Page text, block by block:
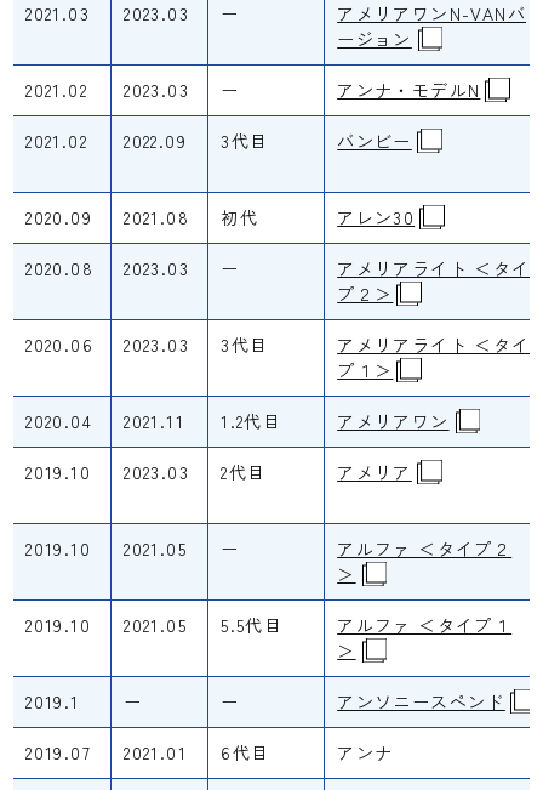
2021.03 2023.03 ー
アメリアワンN-VANバ
ージョン
2021.02 2023.03 ー アンナ・モデルN
2021.02 2022.09 3代目 バンビー
2020.09 2021.08 初代 アレン30
2020.08 2023.03 ー
アメリアライト ＜タイ
プ２＞
2020.06 2023.03 3代目
アメリアライト ＜タイ
プ１＞
2020.04 2021.11 1.2代目 アメリアワン
2019.10 2023.03 2代目 アメリア
2019.10 2021.05 ー
アルファ ＜タイプ２
＞
2019.10 2021.05 5.5代目
アルファ ＜タイプ１
＞
2019.1 ー ー アンソニースペンド
2019.07 2021.01 6代目 アンナ